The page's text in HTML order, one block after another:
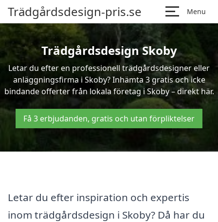
Trädgårdsdesign-pris.se Menu
Trädgårdsdesign Skoby
Letar du efter en professionell trädgårdsdesigner eller
anläggningsfirma i Skoby? Inhämta 3 gratis och icke
bindande offerter från lokala företag i Skoby – direkt här.
Få 3 erbjudanden, gratis och utan förpliktelser
Letar du efter inspiration och expertis
inom trädgårdsdesign i Skoby? Då har du